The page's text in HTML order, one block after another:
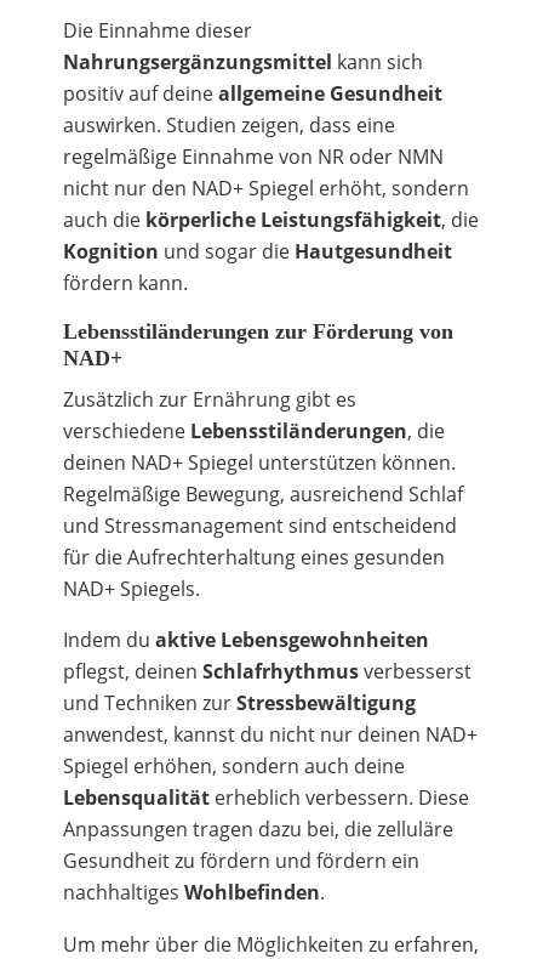
Die Einnahme dieser
Nahrungsergänzungsmittel kann sich
positiv auf deineallgemeine Gesundheit
auswirken. Studien zeigen, dass eine
regelmäßige Einnahme von NR oder NMN
nicht nur den NAD+ Spiegel erhöht, sondern
auch die körperliche Leistungsfähigkeit, die
Kognition und sogar die Hautgesundheit
fördern kann.
Lebensstiländerungen zur Förderung von
NAD+
Zusätzlich zur Ernährung gibt es
verschiedene Lebensstiländerungen, die
deinen NAD+ Spiegel unterstützen können.
Regelmäßige Bewegung, ausreichend Schlaf
und Stressmanagement sind entscheidend
für die Aufrechterhaltung eines gesunden
NAD+ Spiegels.
Indem du aktive Lebensgewohnheiten
pflegst, deinen Schlafrhythmusverbesserst
und Techniken zurStressbewältigung
anwendest, kannst du nicht nur deinen NAD+
Spiegel erhöhen, sondern auch deine
Lebensqualitäterheblich verbessern. Diese
Anpassungen tragen dazu bei, die zelluläre
Gesundheit zu fördern und fördern ein
nachhaltiges Wohlbefinden.
Um mehr über die Möglichkeiten zu erfahren,